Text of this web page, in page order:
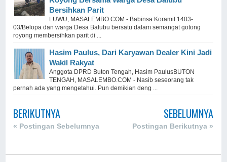
Bersihkan Parit
LUWU, MASALEMBO.COM - Babinsa Koramil 1403-
03/Belopa dan warga Desa Balubu bersatu dalam semangat gotong
royong membersihkan parit di ...
Hasim Paulus, Dari Karyawan Dealer Kini Jadi
Wakil Rakyat
Anggota DPRD Buton Tengah, Hasim PaulusBUTON
TENGAH, MASALEMBO.COM - Nasib seseorang tak
pernah ada yang mengetahui. Pun demikian deng ...
BERIKUTNYA
« Postingan Sebelumnya
SEBELUMNYA
Postingan Berikutnya »